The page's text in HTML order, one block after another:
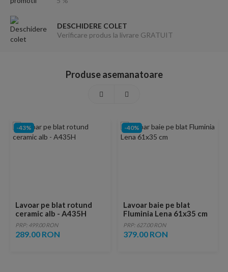
DESCHIDERE COLET
Verificare produs la livrare GRATUIT
Produse asemanatoare
-43%
Lavoar pe blat rotund
ceramic alb - A435H
PRP: 499.00 RON
289.00 RON
-40%
Lavoar baie pe blat
Fluminia Lena 61x35 cm
PRP: 627.00 RON
379.00 RON